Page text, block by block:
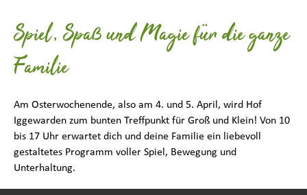
Spiel, Spaß und Magie für die ganze
Familie
Am Osterwochenende, also am 4. und 5. April, wird Hof
Iggewarden zum bunten Treffpunkt für Groß und Klein! Von 10
bis 17 Uhr erwartet dich und deine Familie ein liebevoll
gestaltetes Programm voller Spiel, Bewegung und
Unterhaltung.